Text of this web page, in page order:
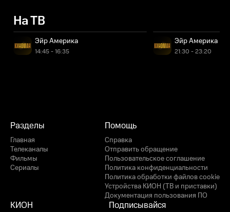
На ТВ
Эйр Америка
14:45 - 16:35
Эйр Америка
21:30 - 23:20
Разделы
Главная
Телеканалы
Фильмы
Сериалы
Помощь
Справка
Отправить обращение
Пользовательское соглашение
Политика конфиденциальности
Политика обработки файлов cookie
Устройства КИОН (ТВ и приставки)
Документация пользования ПО
КИОН Подписывайся